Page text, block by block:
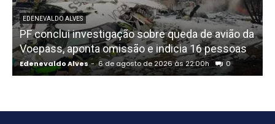
EDENEVALDO ALVES
PF conclui investigação sobre queda de avião da
Voepass, aponta omissão e indicia 16 pessoas
Edenevaldo Alves - 6 de agosto de 2026 às 22:00h 0